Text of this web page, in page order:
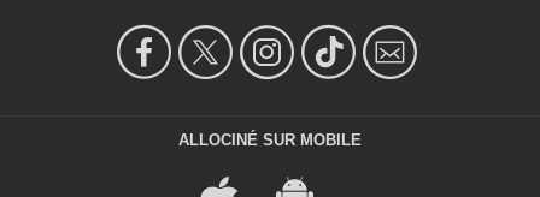
ALLOCINÉ SUR MOBILE